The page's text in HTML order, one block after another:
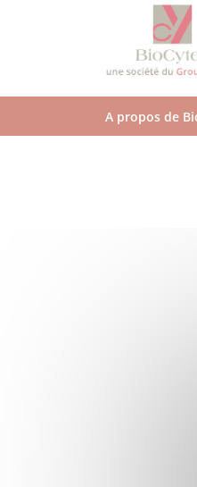
A propos de